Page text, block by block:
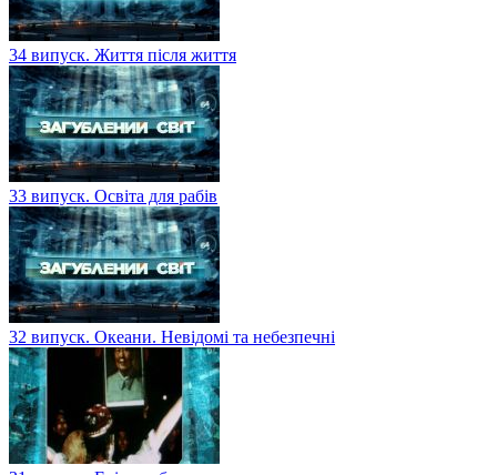
34 випуск. Життя після життя
33 випуск. Освіта для рабів
32 випуск. Океани. Невідомі та небезпечні